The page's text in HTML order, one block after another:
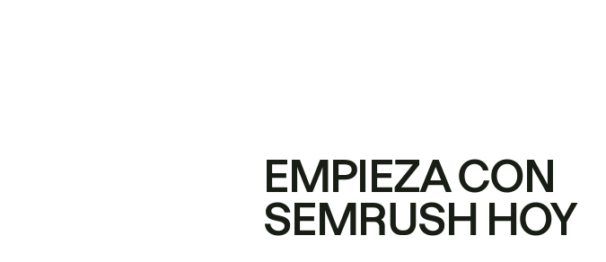
EMPIEZA CON
SEMRUSH HOY